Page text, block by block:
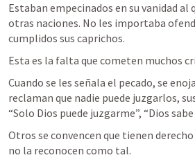
Estaban empecinados en su vanidad al
otras naciones. No les importaba
cumplidos sus caprichos.
Esta es la falta que cometen muchos
Cuando se les señala el pecado, se
reclaman que nadie puede juzgarlos,
“Solo Dios puede juzgarme”, “Dios
Otros se convencen que tienen
no la reconocen como tal.